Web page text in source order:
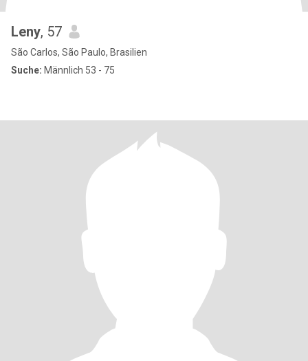
Leny, 57
São Carlos, São Paulo, Brasilien
Suche: Männlich 53 - 75